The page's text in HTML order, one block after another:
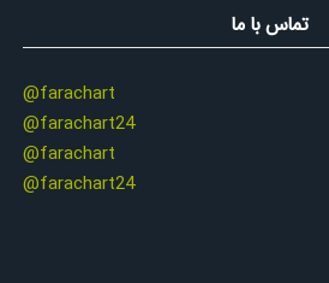
تماس با ما
@farachart
@farachart24
@farachart
@farachart24